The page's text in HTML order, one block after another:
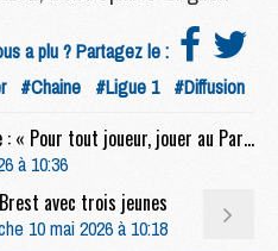
a plu ? Partagez le :
#Chaine #Ligue 1 #Diffusion
Match : Luis Enrique : « Pour tout joueur, jouer au Parc, c'est toujours spécial »
à 10:36
avec trois jeunes
10 mai 2026 à 10:18